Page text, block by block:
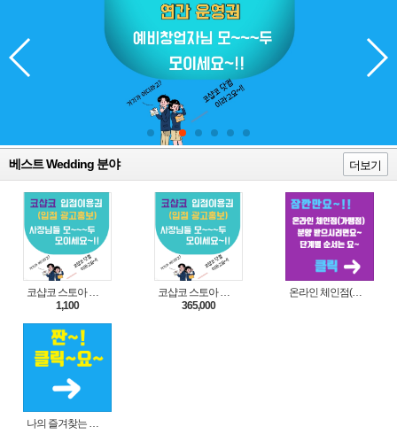
베스트 Wedding 분야 더보기
코샵코 스토아 입점 1일 이용권
1,100
코샵코 스토아 입점 1년 이용권
365,000
온라인 체인점(가맹점) 분양순서(필독)
나의 즐겨찾는 상품 리스트로 편리하게 주문하세요~(쿠팡 다이나믹 배너)